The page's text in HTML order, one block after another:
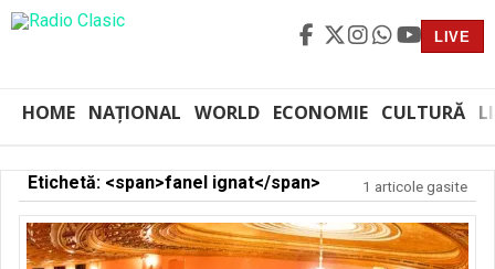
LIVE
HOME NAȚIONAL WORLD ECONOMIE CULTURĂ
Etichetă: <span>fanel ignat</span> 1 articole gasite